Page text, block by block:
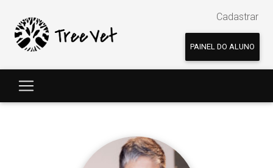
Cadastrar
PAINEL DO ALUNO